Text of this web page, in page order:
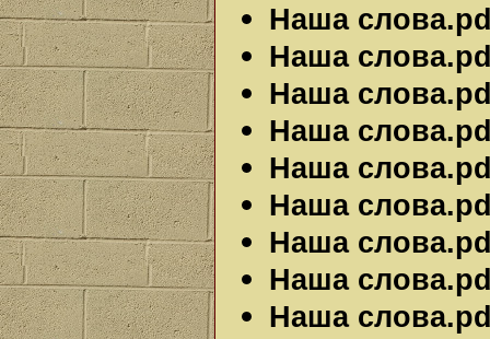
Наша
Наша
Наша
Наша
Наша
Наша
Наша
Наша
Наша